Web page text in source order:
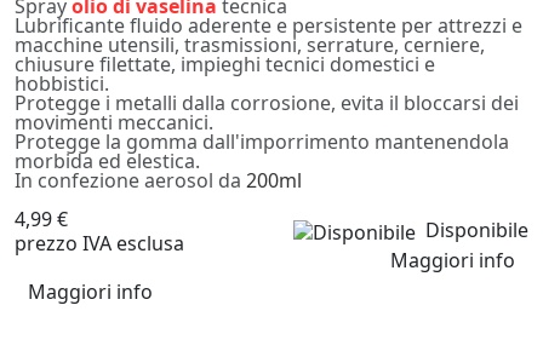
Sprayolio di vaselina tecnica
Lubrificante fluido aderente e persistente per attrezzi e
macchine utensili, trasmissioni, serrature, cerniere,
chiusure filettate, impieghi tecnici domestici e
hobbistici.
Protegge i metalli dalla corrosione, evita il bloccarsi dei
movimenti meccanici.
Protegge la gomma dall'imporrimento mantenendola
morbida ed elestica.
In confezione aerosol da 200ml
4,99 €
prezzo IVA esclusa
Disponibile
Maggiori info
Maggiori info